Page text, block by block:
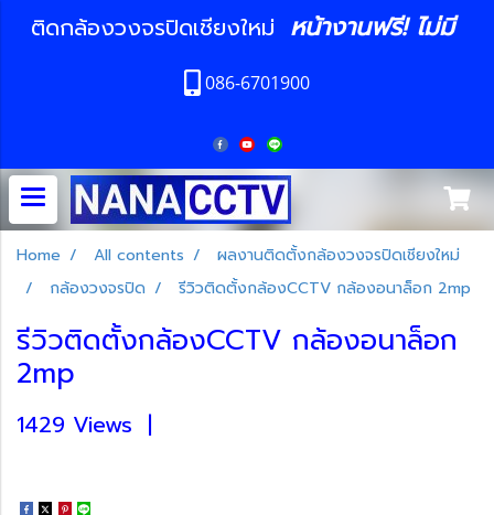
ติดกล้องวงจรปิดเชียงใหม่ หน้างานฟรี! ไม่มี
086-6701900
Home All contents
ผลงานติดตั้งกล้องวงจรปิดเชียงใหม่
กล้องวงจรปิด
รีวิวติดตั้งกล้องCCTV กล้องอนาล็อก 2mp
รีวิวติดตั้งกล้องCCTV กล้องอนาล็อก
2mp
1429 Views |